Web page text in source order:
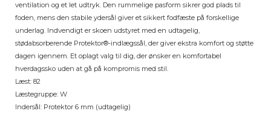
ventilation og et let udtryk. Den rummelige pasform sikrer god plads til
foden, mens den stabile ydersål giver et sikkert fodfæste på forskellige
underlag. Indvendigt er skoen udstyret med en udtagelig,
stødabsorberende Protektor®-indlægssål, der giver ekstra komfort og støtte
dagen igennem. Et oplagt valg til dig, der ønsker en komfortabel
hverdagssko uden at gå på kompromis med stil.
Læst: 82
Læstegruppe: W
Indersål: Protektor 6 mm (udtagelig)